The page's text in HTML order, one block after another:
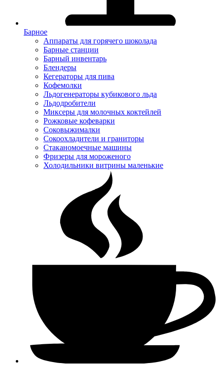
Барное
Аппараты для горячего шоколада
Барные станции
Барный инвентарь
Блендеры
Кегераторы для пива
Кофемолки
Льдогенераторы кубикового льда
Льдодробители
Миксеры для молочных коктейлей
Рожковые кофеварки
Соковыжималки
Сокоохладители и граниторы
Стаканомоечные машины
Фризеры для мороженого
Холодильники витрины маленькие